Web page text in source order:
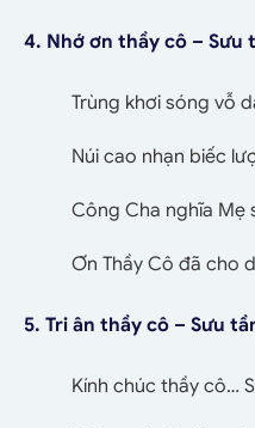
4. Nhớ ơn thầy cô – Sưu
Trùng khơi sóng vỗ
Núi cao nhạn biếc
Công Cha nghĩa Mẹ
Ơn Thầy Cô đã cho
5. Tri ân thầy cô – Sưu
Kính chúc thầy cô…